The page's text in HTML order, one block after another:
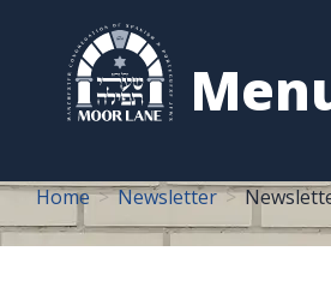
content
Home Newsletter